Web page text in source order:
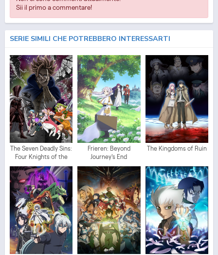
Sii il primo a commentare!
SERIE SIMILI CHE POTREBBERO INTERESSARTI
The Seven Deadly Sins:
Four Knights of the
Apocalypse
Frieren: Beyond
Journey's End
The Kingdoms of Ruin